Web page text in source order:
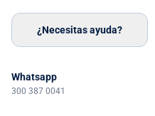
¿Necesitas ayuda?
Whatsapp
300 387 0041